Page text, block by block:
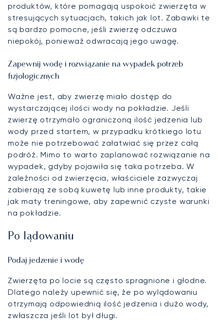
produktów, które pomagają uspokoić zwierzęta w
stresujących sytuacjach, takich jak lot. Zabawki te
są bardzo pomocne, jeśli zwierzę odczuwa
niepokój, ponieważ odwracają jego uwagę.
Zapewnij wodę i rozwiązanie na wypadek potrzeb
fizjologicznych
Ważne jest, aby zwierzę miało dostęp do
wystarczającej ilości wody na pokładzie. Jeśli
zwierzę otrzymało ograniczoną ilość jedzenia lub
wody przed startem, w przypadku krótkiego lotu
może nie potrzebować załatwiać się przez całą
podróż. Mimo to warto zaplanować rozwiązanie na
wypadek, gdyby pojawiła się taka potrzeba. W
zależności od zwierzęcia, właściciele zazwyczaj
zabierają ze sobą kuwetę lub inne produkty, takie
jak maty treningowe, aby zapewnić czyste warunki
na pokładzie.
Po lądowaniu
Podaj jedzenie i wodę
Zwierzęta po locie są często spragnione i głodne.
Dlatego należy upewnić się, że po wylądowaniu
otrzymają odpowiednią ilość jedzenia i dużo wody,
zwłaszcza jeśli lot był długi.